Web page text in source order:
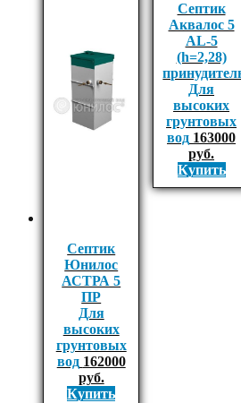
Септик
Юнилос
АСТРА 5
ПР
Для
высоких
грунтовых
вод 162000
руб.
Купить
Септик
Аквалос 5
AL-5
(h=2,28)
Для
высоких
грунтовых
вод 163000
руб.
Купить